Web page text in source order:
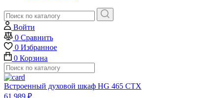
Войти
0 Сравнить
0 Избранное
0 Корзина
Встроенный духовой шкаф HG 465 CTX
61 989 ₽